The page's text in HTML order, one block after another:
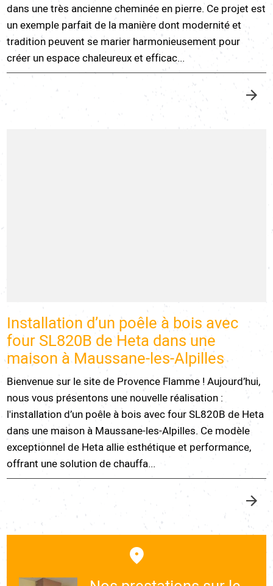
dans une très ancienne cheminée en pierre. Ce projet est
un exemple parfait de la manière dont modernité et
tradition peuvent se marier harmonieusement pour
créer un espace chaleureux et efficac...
Installation d’un poêle à bois avec
four SL820B de Heta dans une
maison à Maussane-les-Alpilles
Bienvenue sur le site de Provence Flamme ! Aujourd’hui,
nous vous présentons une nouvelle réalisation :
l'installation d’un poêle à bois avec four SL820B de Heta
dans une maison à Maussane-les-Alpilles. Ce modèle
exceptionnel de Heta allie esthétique et performance,
offrant une solution de chauffa...